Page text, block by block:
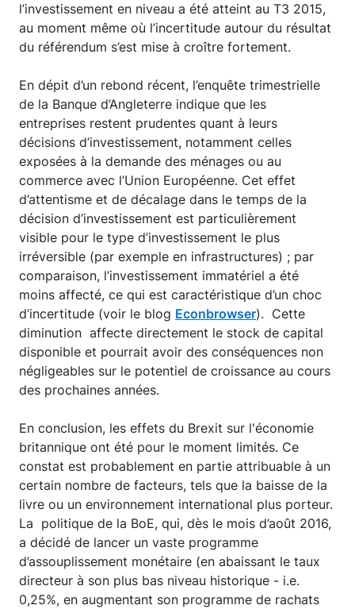
l’investissement en niveau a été atteint au T3 2015,
au moment même où l’incertitude autour du résultat
du référendum s’est mise à croître fortement.
En dépit d’un rebond récent, l’enquête trimestrielle
de la Banque d’Angleterre indique que les
entreprises restent prudentes quant à leurs
décisions d’investissement, notamment celles
exposées à la demande des ménages ou au
commerce avec l’Union Européenne. Cet effet
d’attentisme et de décalage dans le temps de la
décision d’investissement est particulièrement
visible pour le type d’investissement le plus
irréversible (par exemple en infrastructures) ; par
comparaison, l’investissement immatériel a été
moins affecté, ce qui est caractéristique d’un choc
d’incertitude (voir le blog Econbrowser). Cette
diminution affecte directement le stock de capital
disponible et pourrait avoir des conséquences non
négligeables sur le potentiel de croissance au cours
des prochaines années.
En conclusion, les effets du Brexit sur l'économie
britannique ont été pour le moment limités. Ce
constat est probablement en partie attribuable à un
certain nombre de facteurs, tels que la baisse de la
livre ou un environnement international plus porteur.
La politique de la BoE, qui, dès le mois d’août 2016,
a décidé de lancer un vaste programme
d’assouplissement monétaire (en abaissant le taux
directeur à son plus bas niveau historique - i.e.
0,25%, en augmentant son programme de rachats